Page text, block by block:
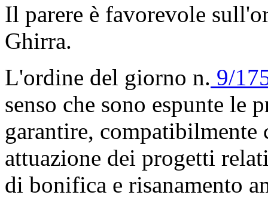
Il parere è favorevole
Ghirra.
L'ordine del giorno n. 9/
senso che sono espunte le
garantire,
attuazione dei progetti
di bonifica e risanamento